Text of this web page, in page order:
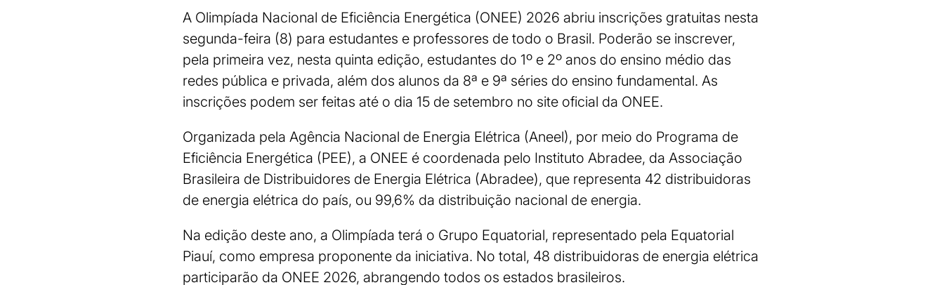
A Olimpíada Nacional de Eficiência Energética (ONEE) 2026 abriu inscrições gratuitas nesta
segunda-feira (8) para estudantes e professores de todo o Brasil. Poderão se inscrever,
pela primeira vez, nesta quinta edição, estudantes do 1º e 2º anos do ensino médio das
redes pública e privada, além dos alunos da 8ª e 9ª séries do ensino fundamental. As
inscrições podem ser feitas até o dia 15 de setembro no site oficial da ONEE.
Organizada pela Agência Nacional de Energia Elétrica (Aneel), por meio do Programa de
Eficiência Energética (PEE), a ONEE é coordenada pelo Instituto Abradee, da Associação
Brasileira de Distribuidores de Energia Elétrica (Abradee), que representa 42 distribuidoras
de energia elétrica do país, ou 99,6% da distribuição nacional de energia.
Na edição deste ano, a Olimpíada terá o Grupo Equatorial, representado pela Equatorial
Piauí, como empresa proponente da iniciativa. No total, 48 distribuidoras de energia elétrica
participarão da ONEE 2026, abrangendo todos os estados brasileiros.